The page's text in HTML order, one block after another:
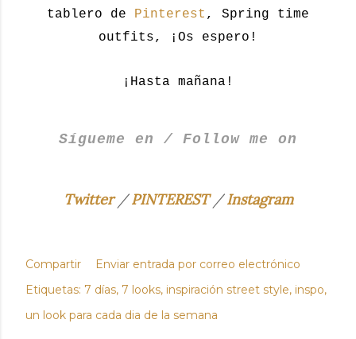
tablero de Pinterest , Spring time
outfits, ¡Os espero!
¡Hasta mañana!
Sígueme en / Follow me on
Twitter/PINTEREST/Instagram
Compartir
Enviar entrada por correo electrónico
Etiquetas: 7 días 7 looks inspiración street style inspo
un look para cada dia de la semana